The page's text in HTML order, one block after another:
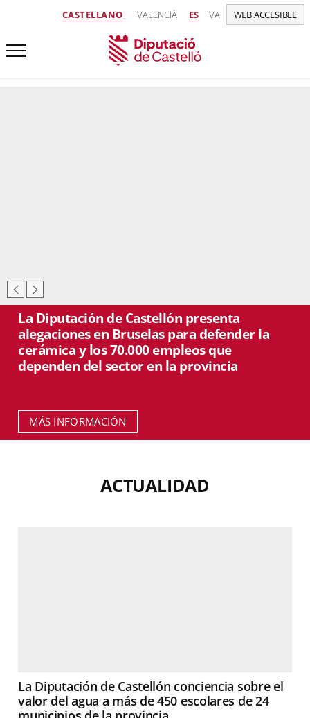
CASTELLANO VALENCIÀ ES VA WEB ACCESIBLE
La Diputación de Castellón presenta
alegaciones en Bruselas para defender la
cerámica y los 70.000 empleos que
dependen del sector en la provincia
MÁS INFORMACIÓN
ACTUALIDAD
La Diputación de Castellón conciencia sobre el
valor del agua a más de 450 escolares de 24